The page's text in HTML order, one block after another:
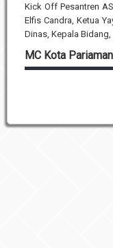
Kick Off Pesantren
Elfis Candra, Ketua
Dinas, Kepala
MC Kota Pariaman